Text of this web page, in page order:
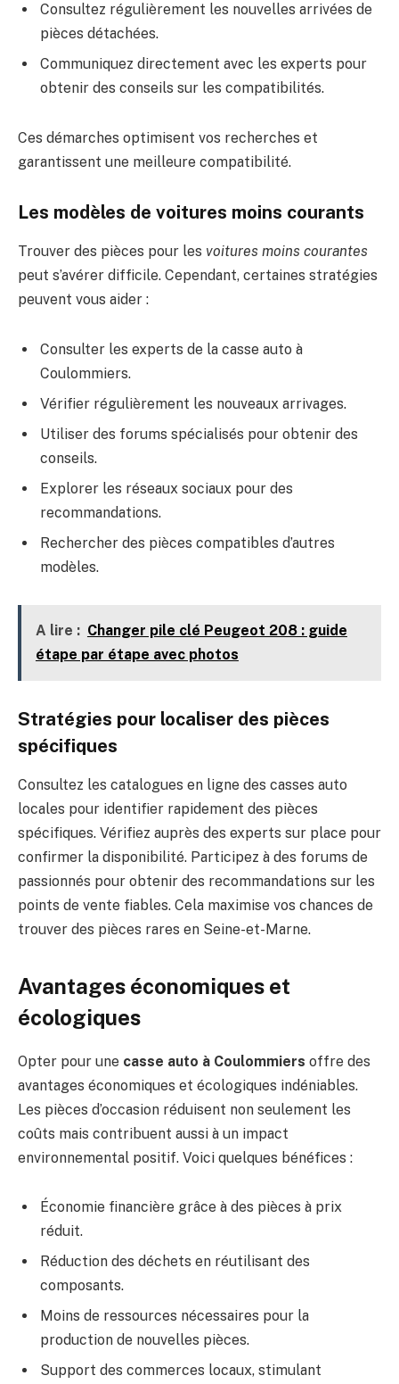
Consultez régulièrement les nouvelles arrivées de
pièces détachées.
Communiquez directement avec les experts pour
obtenir des conseils sur les compatibilités.
Ces démarches optimisent vos recherches et
garantissent une meilleure compatibilité.
Les modèles de voitures moins courants
Trouver des pièces pour les voitures moins courantes
peut s’avérer difficile. Cependant, certaines stratégies
peuvent vous aider :
Consulter les experts de la casse auto à
Coulommiers.
Vérifier régulièrement les nouveaux arrivages.
Utiliser des forums spécialisés pour obtenir des
conseils.
Explorer les réseaux sociaux pour des
recommandations.
Rechercher des pièces compatibles d’autres
modèles.
A lire : Changer pile clé Peugeot 208 : guide
étape par étape avec photos
Stratégies pour localiser des pièces
spécifiques
Consultez les catalogues en ligne des casses auto
locales pour identifier rapidement des pièces
spécifiques. Vérifiez auprès des experts sur place pour
confirmer la disponibilité. Participez à des forums de
passionnés pour obtenir des recommandations sur les
points de vente fiables. Cela maximise vos chances de
trouver des pièces rares en Seine-et-Marne.
Avantages économiques et
écologiques
Opter pour une casse auto à Coulommiers offre des
avantages économiques et écologiques indéniables.
Les pièces d’occasion réduisent non seulement les
coûts mais contribuent aussi à un impact
environnemental positif. Voici quelques bénéfices :
Économie financière grâce à des pièces à prix
réduit.
Réduction des déchets en réutilisant des
composants.
Moins de ressources nécessaires pour la
production de nouvelles pièces.
Support des commerces locaux, stimulant